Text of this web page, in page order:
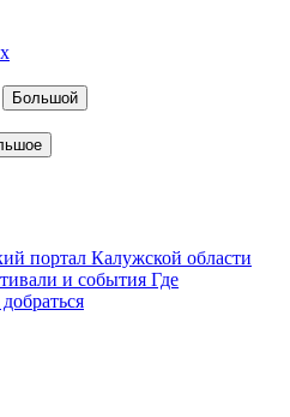
Большой
и события Где